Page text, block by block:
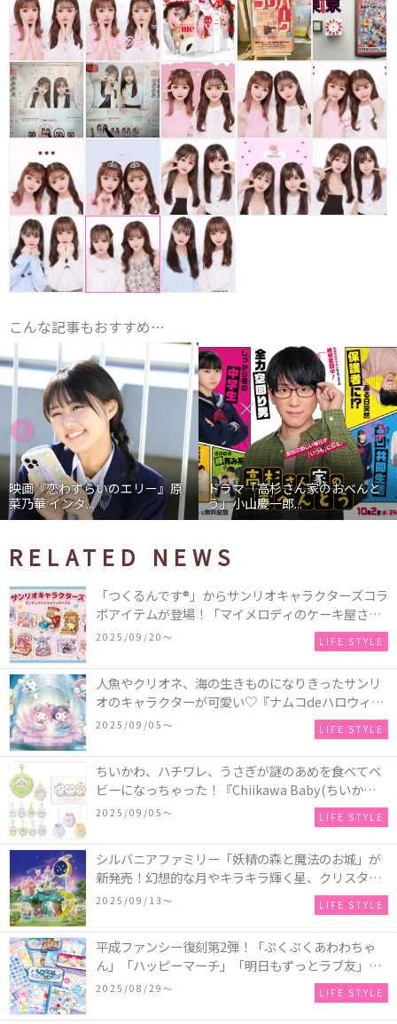
こんな記事もおすすめ…
映画『恋わずらいのエリー』原
菜乃華 インタ...
ドラマ「高杉さん家のおべんと
う」小山慶一郎...
RELATED NEWS
「つくるんです®」からサンリオキャラクターズコラ
ボアイテムが登場！「マイメロディのケーキ屋さ
ん」などミニチュアハウス8種類と、「シナモロール
のメリーゴーランド」などオルゴールで動く仕掛け
付きのウッドパズル2種類♪
2025/09/20〜 LIFE STYLE
人魚やクリオネ、海の生きものになりきったサンリ
オのキャラクターが可愛い♡『ナムコdeハロウィン
2025～マーメイドファンタジー～』全国のアミュー
ズメント施設「ナムコ」「ナムコオンラインクレー
ン」で開催！
2025/09/05〜 LIFE STYLE
ちいかわ、ハチワレ、うさぎが謎のあめを食べてベ
ビーになっちゃった！『Chiikawa Baby(ちいかわベ
ビー)』の催事を全国14か所で開催！
2025/09/05〜 LIFE STYLE
シルバニアファミリー「妖精の森と魔法のお城」が
新発売！幻想的な月やキラキラ輝く星、クリスタル
などの装飾がお城を彩る♡
2025/09/13〜 LIFE STYLE
平成ファンシー復刻第2弾！「ぷくぷくあわわちゃ
ん」「ハッピーマーチ」「明日もずっとラブ友」な
どの「カンペンケース」や「遊べるメモ帳」が発売
2025/08/29〜 LIFE STYLE